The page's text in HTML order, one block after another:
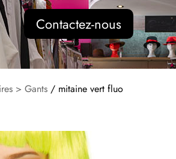
Contactez-nous
> Gants / mitaine vert fluo